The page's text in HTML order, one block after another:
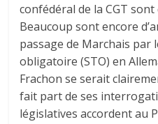
confédéral de la CGT
Beaucoup sont encore
passage de Marchais par
obligatoire (STO) en
Frachon se serait
fait part de ses
législatives accordent au